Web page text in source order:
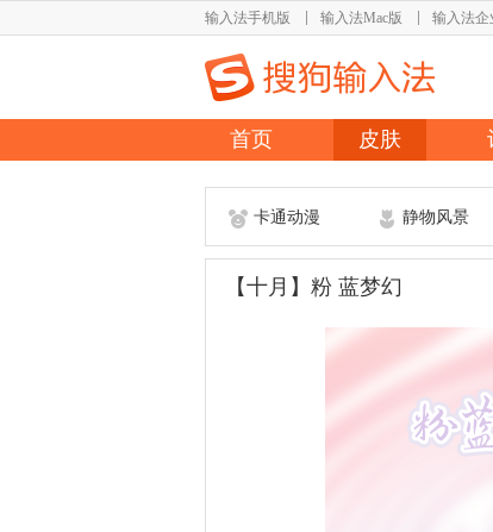
输入法手机版 输入法Mac版 输入法企
首页 皮肤
卡通动漫 静物风景
【十月】粉 蓝梦幻